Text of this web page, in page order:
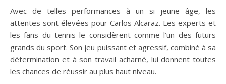
Avec de telles performances à un si jeune âge, les
attentes sont élevées pour Carlos Alcaraz. Les experts et
les fans du tennis le considèrent comme l’un des futurs
grands du sport. Son jeu puissant et agressif, combiné à sa
détermination et à son travail acharné, lui donnent toutes
les chances de réussir au plus haut niveau.